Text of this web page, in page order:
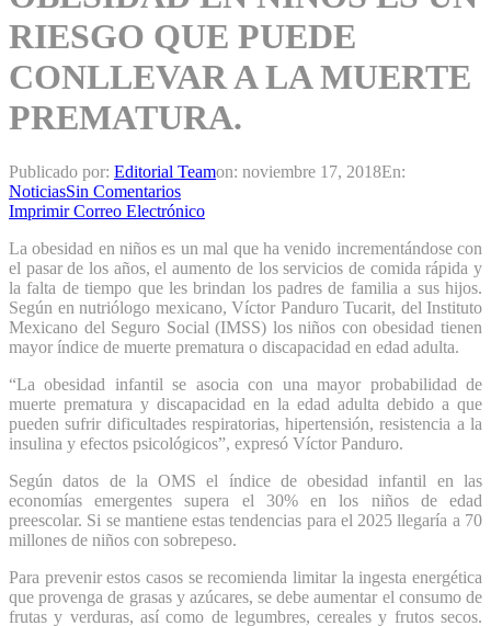
RIESGO QUE PUEDE
CONLLEVAR A LA MUERTE
PREMATURA.
Publicado por: Editorial Teamon: noviembre 17, 2018En:
NoticiasSin Comentarios
Imprimir Correo Electrónico
La obesidad en niños es un mal que ha venido incrementándose con
el pasar de los años, el aumento de los servicios de comida rápida y
la falta de tiempo que les brindan los padres de familia a sus hijos.
Según en nutriólogo mexicano, Víctor Panduro Tucarit, del Instituto
Mexicano del Seguro Social (IMSS) los niños con obesidad tienen
mayor índice de muerte prematura o discapacidad en edad adulta.
“La obesidad infantil se asocia con una mayor probabilidad de
muerte prematura y discapacidad en la edad adulta debido a que
pueden sufrir dificultades respiratorias, hipertensión, resistencia a la
insulina y efectos psicológicos”, expresó Víctor Panduro.
Según datos de la OMS el índice de obesidad infantil en las
economías emergentes supera el 30% en los niños de edad
preescolar. Si se mantiene estas tendencias para el 2025 llegaría a 70
millones de niños con sobrepeso.
Para prevenir estos casos se recomienda limitar la ingesta energética
que provenga de grasas y azúcares, se debe aumentar el consumo de
frutas y verduras, así como de legumbres, cereales y frutos secos.